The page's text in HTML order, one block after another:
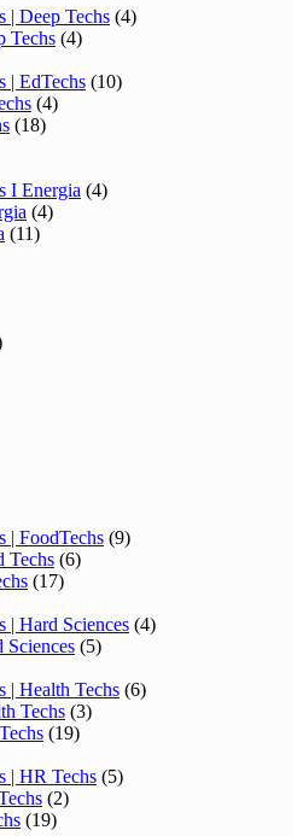
| Deep Techs (4)
Techs (4)
| EdTechs (10)
(4)
(18)
I Energia (4)
(4)
(11)
| FoodTechs (9)
Techs (6)
(17)
| Hard Sciences (4)
Sciences (5)
| Health Techs (6)
Techs (3)
(19)
| HR Techs (5)
(2)
(19)